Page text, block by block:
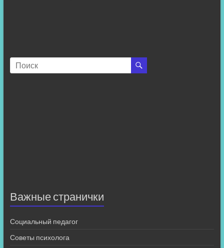
Важные странички
Социальный педагог
Советы психолога